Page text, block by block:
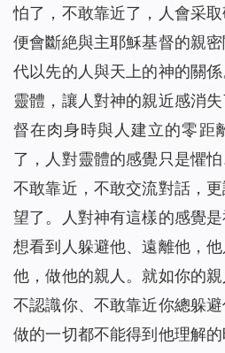
怕了，不敢靠近了，人會采
便會斷絶與主耶穌基督的親
代以先的人與天上的神的關
靈體，讓人對神的親近感消
督在肉身時與人建立的零距
了，人對靈體的感覺只是懼
不敢靠近，不敢交流對話，
望了。人對神有這樣的感覺
想看到人躲避他、遠離他，
他，做他的親人。就如你的
不認識你、不敢靠近你總躲
做的一切都不能得到他理解